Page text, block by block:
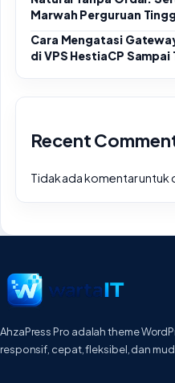
Marwah Perguruan
Cara Mengatasi
di VPS HestiaCP Sampai
Recent
Tidak ada komentar untuk
AhzaPress Pro adalah theme
responsif, cepat, fleksibel, dan